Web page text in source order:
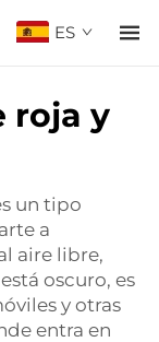
ES
roja y
un tipo
a
aire libre,
oscuro, es
y otras
entra en